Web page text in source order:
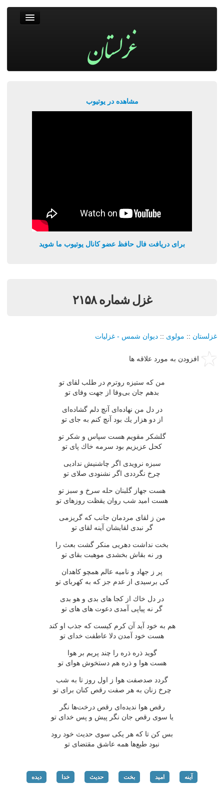
مشاهده در یوتیوب
برای دریافت فال حافظ عضو کانال یوتیوب ما شوید
غزل شماره ۲۱۵۸
غزلستان :: مولوی :: دیوان شمس - غزلیات
افزودن به مورد علاقه ها
من كه ستیزه روترم در طلب لقای تو
بدهم جان بی‌وفا از جهت وفای تو
در دل من نهاده‌ای آنچ دلم گشاده‌ای
از دو هزار یك بود آنچ كنم به جای تو
گلشكر مقویم هست سپاس و شكر تو
كحل عزیزیم بود سرمه خاك پای تو
سبزه نرویدی اگر چاشنیش ندادیی
چرخ نگرددی اگر نشنودی صلای تو
هست جهاز گلبنان حله سرخ و سبز تو
هست امید شب روان یقظت روزهای تو
من ز لقای مردمان جانب كه گریزمی
گر نبدی لقایشان آینه لقای تو
بخت نداشت دهریی منكر گشت بعث را
ور نه بقاش بخشدی موهبت بقای تو
پر ز جهاد و نامیه عالم همچو كاهدان
كی برسیدی از عدم جز كه به كهربای تو
در دل خاك از كجا های بدی و هو بدی
گر نه پیاپی آمدی دعوت های های تو
هم به خود آید آن كرم كیست كه جذب او كند
هست خود آمدن دلا عاطفت خدای تو
گوید ذره ذره را چند پریم بر هوا
هست هوا و ذره هم دستخوش هوای تو
گردد صدصفت هوا ز اول روز تا به شب
چرخ زنان به هر صفت رقص كنان برای تو
رقص هوا ندیده‌ای رقص درخت‌ها نگر
یا سوی رقص جان نگر پیش و پس خدای تو
بس كن تا كه هر یكی سوی حدیث خود رود
نبود طبع‌ها همه عاشق مقتضای تو
آینه امید بخت حدیث خدا دیده